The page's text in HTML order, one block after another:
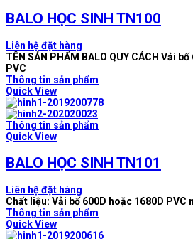
BALO HỌC SINH TN100
Liên hệ đặt hàng
TÊN SẢN PHẨM BALO QUY CÁCH Vải
PVC
Thông tin sản phẩm
Quick View
Thông tin sản phẩm
Quick View
BALO HỌC SINH TN101
Liên hệ đặt hàng
Chất liệu: Vải bố 600D hoặc 1680D PVC
Thông tin sản phẩm
Quick View